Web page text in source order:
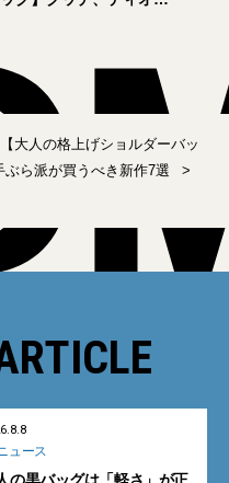
新作3選
【大人の格上げショルダーバッ
ら派が買うべき新作7選
ュース
の黒バッグは「軽さ」が正